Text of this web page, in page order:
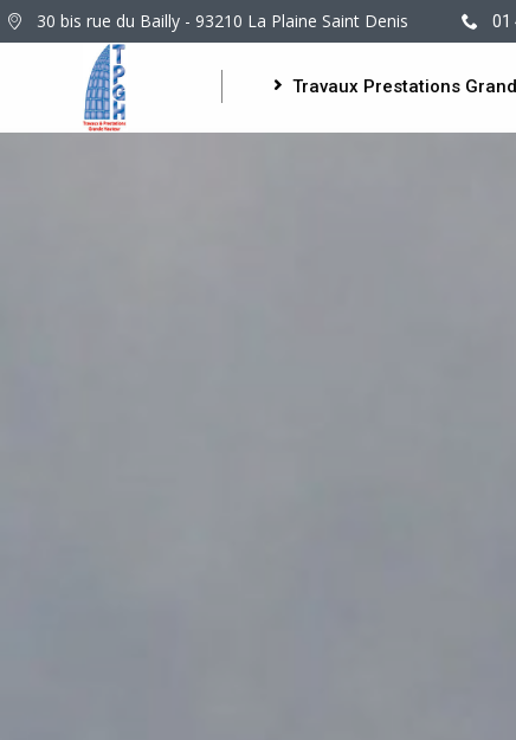
30 bis rue du Bailly - 93210 La Plaine Saint Denis 01
Travaux Prestations